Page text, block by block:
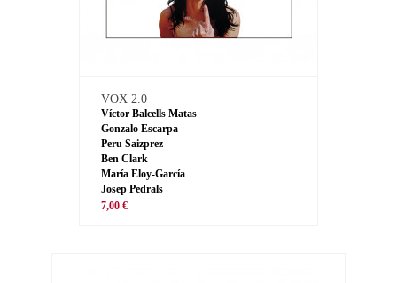
VOX 2.0
Víctor Balcells Matas
Gonzalo Escarpa
Peru Saizprez
Ben Clark
María Eloy-García
Josep Pedrals
7,00 €